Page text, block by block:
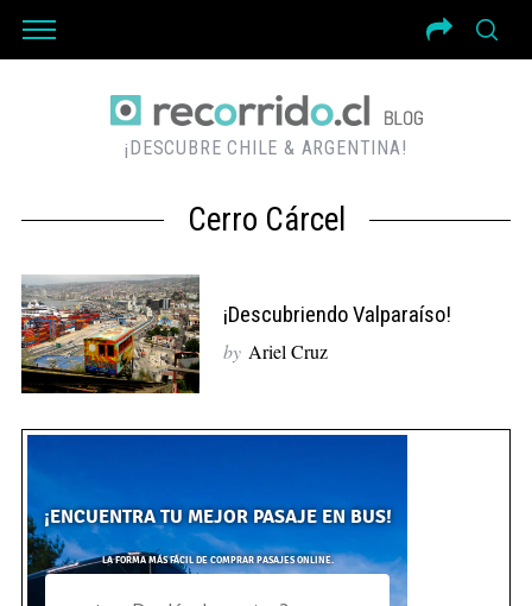
¡DESCUBRE CHILE & ARGENTINA!
Cerro Cárcel
¡Descubriendo Valparaíso!
by Ariel Cruz